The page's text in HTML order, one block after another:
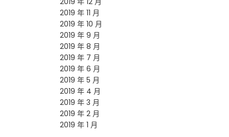
2019 年 11 月
2019 年 10 月
2019 年 9 月
2019 年 8 月
2019 年 7 月
2019 年 6 月
2019 年 5 月
2019 年 4 月
2019 年 3 月
2019 年 2 月
2019 年 1 月